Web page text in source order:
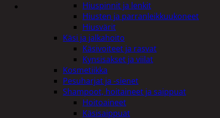
Hiuspinnit ja lenkit
Hiusten ja parranleikkuukoneet
Hiusvärit
Käsi ja jalkahoito
Käsivoiteet ja rasvat
Kynsisakset ja viilat
Kosmetiikka
Pesuharjat ja -sienet
Shampoot, hoitaineet ja saippuat
Hoitoaineet
Käsisaippuat